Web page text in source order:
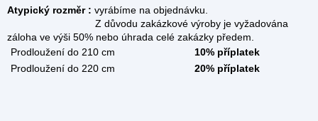
Atypický rozměr : vyrábíme na objednávku.
Z důvodu zakázkové výroby je vyžadována
záloha ve výši 50% nebo úhrada celé zakázky předem.
Prodloužení do 210 cm
10% příplatek
Prodloužení do 220 cm
20% příplatek